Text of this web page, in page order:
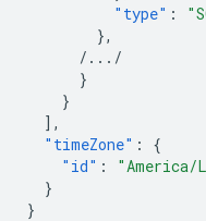
"type" :
},
/.../
}
}
],
"timeZone" :
{
"id" :
"America/
}
}